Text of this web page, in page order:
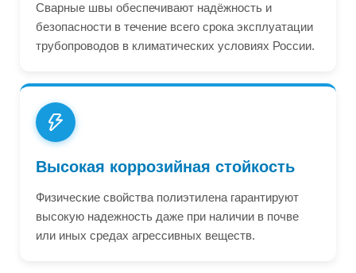
Сварные швы обеспечивают надёжность и
безопасности в течение всего срока эксплуатации
трубопроводов в климатических условиях России.
Высокая коррозийная стойкость
Физические свойства полиэтилена гарантируют
высокую надежность даже при наличии в почве
или иных средах агрессивных веществ.